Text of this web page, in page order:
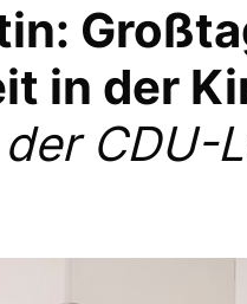
in der
CDU-